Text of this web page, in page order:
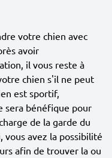
votre chien avec
avoir
il vous reste à
chien s'il ne peut
est sportif,
sera bénéfique pour
de la garde du
vous avez la possibilité
afin de trouver la ou